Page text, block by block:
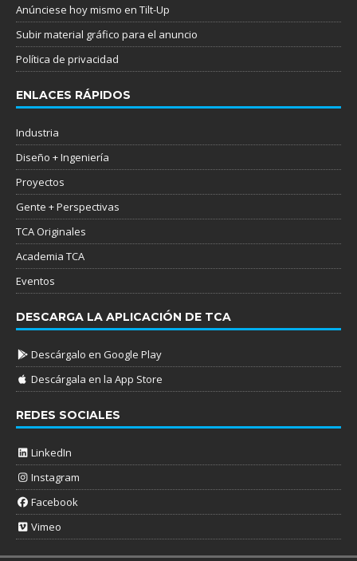
Anúnciese hoy mismo en Tilt-Up
Subir material gráfico para el anuncio
Política de privacidad
ENLACES RÁPIDOS
Industria
Diseño + Ingeniería
Proyectos
Gente + Perspectivas
TCA Originales
Academia TCA
Eventos
DESCARGA LA APLICACIÓN DE TCA
Descárgalo en Google Play
Descárgala en la App Store
REDES SOCIALES
LinkedIn
Instagram
Facebook
Vimeo